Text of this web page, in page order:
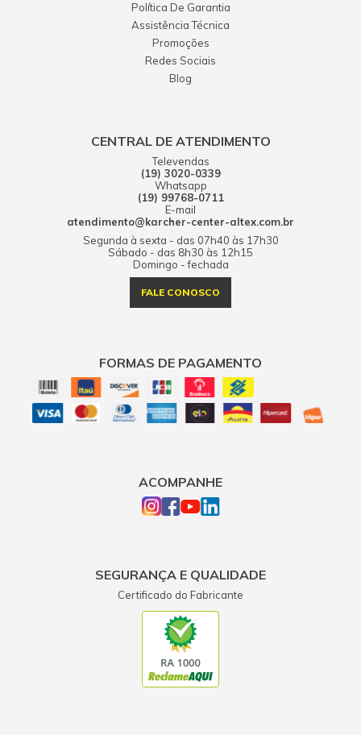
Política De Garantia
Assistência Técnica
Promoções
Redes Sociais
Blog
CENTRAL DE ATENDIMENTO
Televendas
(19) 3020-0339
Whatsapp
(19) 99768-0711
E-mail
atendimento@karcher-center-altex.com.br
Segunda à sexta - das 07h40 às 17h30
Sábado - das 8h30 às 12h15
Domingo - fechada
FALE CONOSCO
FORMAS DE PAGAMENTO
ACOMPANHE
SEGURANÇA E QUALIDADE
Certificado do Fabricante